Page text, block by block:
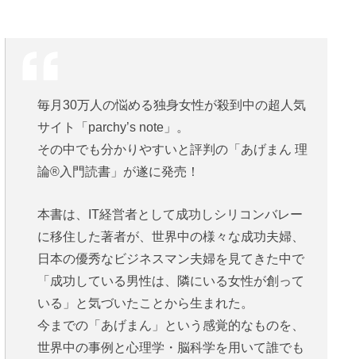
毎月30万人の悩める独身女性が殺到中の超人気
サイト「parchy’s note」。
その中でも分かりやすいと評判の「あげまん 理
論®︎入門読書」が遂に発売！
本書は、IT経営者として成功しシリコンバレー
に移住した著者が、世界中の様々な成功夫婦、
日本の優秀なビジネスマン夫婦を見てきた中で
「成功している男性は、隣にいる女性が創って
いる」と気づいたことから生まれた。
今までの「あげまん」という感覚的なものを、
世界中の事例と心理学・脳科学を用いて誰でも